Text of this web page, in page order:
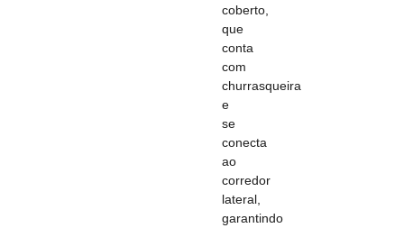
coberto,
que
conta
com
churrasqueira
e
se
conecta
ao
corredor
lateral,
garantindo